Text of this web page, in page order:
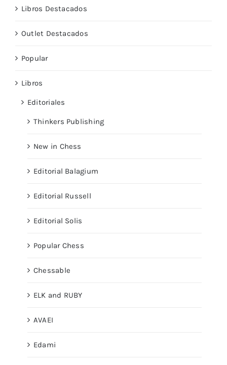
Libros Destacados
Outlet Destacados
Popular
Libros
Editoriales
Thinkers Publishing
New in Chess
Editorial Balagium
Editorial Russell
Editorial Solis
Popular Chess
Chessable
ELK and RUBY
AVAEI
Edami